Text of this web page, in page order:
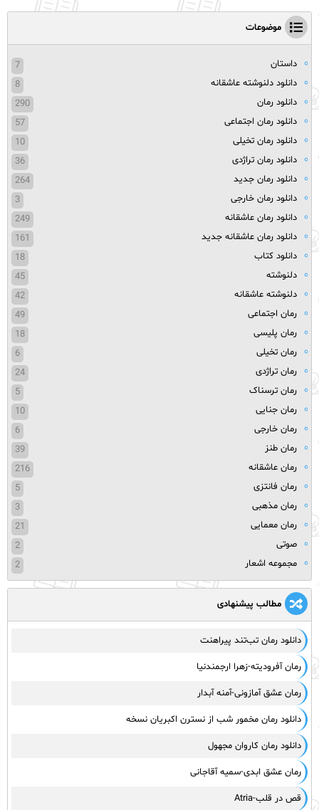
موضوعات
داستان
7
دانلود دلنوشته عاشقانه
8
دانلود رمان
290
دانلود رمان اجتماعی
57
دانلود رمان تخیلی
10
دانلود رمان تراژدی
36
دانلود رمان جدید
264
دانلود رمان خارجی
3
دانلود رمان عاشقانه
249
دانلود رمان عاشقانه جدید
161
دانلود کتاب
18
دلنوشته
45
دلنوشته عاشقانه
42
رمان اجتماعی
49
رمان پلیسی
18
رمان تخیلی
6
رمان تراژدی
24
رمان ترسناک
5
رمان جنایی
10
رمان خارجی
6
رمان طنز
39
رمان عاشقانه
216
رمان فانتزی
5
رمان مذهبی
3
رمان معمایی
21
صوتی
2
مجموعه اشعار
2
مطالب پیشنهادی
دانلود رمان تب‌تند پیراهنت
رمان آفرودیته-زهرا ارجمندنیا
رمان عشق آمازونی-آمنه آبدار
دانلود رمان مخمور شب از نسترن اکبریان نسخه
دانلود رمان کاروان مجهول
رمان عشق ابدی-سمیه آقاجانی
قص در قلب-Atria